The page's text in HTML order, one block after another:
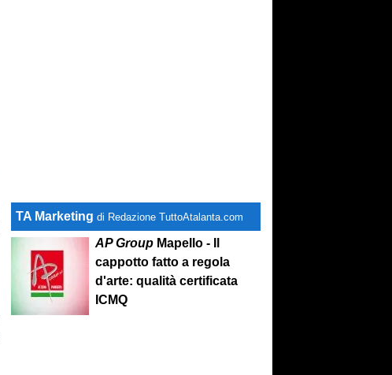
TA Marketing di Redazione TuttoAtalanta.com
AP Group Mapello - Il
cappotto fatto a regola
d'arte: qualità certificata
ICMQ